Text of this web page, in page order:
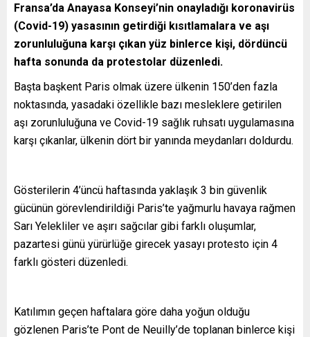
Fransa’da Anayasa Konseyi’nin onayladığı koronavirüs
(Covid-19) yasasının getirdiği kısıtlamalara ve aşı
zorunluluğuna karşı çıkan yüz binlerce kişi, dördüncü
hafta sonunda da protestolar düzenledi.
Başta başkent Paris olmak üzere ülkenin 150’den fazla
noktasında, yasadaki özellikle bazı mesleklere getirilen
aşı zorunluluğuna ve Covid-19 sağlık ruhsatı uygulamasına
karşı çıkanlar, ülkenin dört bir yanında meydanları doldurdu.
Gösterilerin 4’üncü haftasında yaklaşık 3 bin güvenlik
gücünün görevlendirildiği Paris’te yağmurlu havaya rağmen
Sarı Yelekliler ve aşırı sağcılar gibi farklı oluşumlar,
pazartesi günü yürürlüğe girecek yasayı protesto için 4
farklı gösteri düzenledi.
Katılımın geçen haftalara göre daha yoğun olduğu
gözlenen Paris’te Pont de Neuilly’de toplanan binlerce kişi